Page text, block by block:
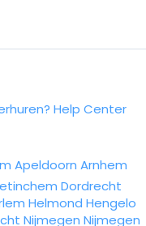
Help Center
Apeldoorn Arnhem
Dordrecht
Helmond Hengelo
Nijmegen Nijmegen